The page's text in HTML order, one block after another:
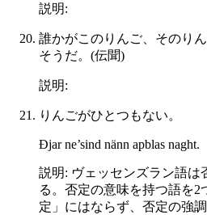
説明:
誰かがこのりんご、そのり
そうだ。(伝聞)
説明:
りんごがひとつもない。
Ðjar ne’sind nänn apblas naght.
説明: ヴェッセンズラン語は
る。否定の意味を持つ語を
定」にはならず、否定の強